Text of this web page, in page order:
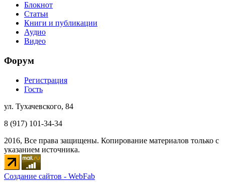
Блокнот
Статьи
Книги и публикации
Аудио
Видео
Форум
Регистрация
Гость
ул. Тухачевского, 84
8 (917) 101-34-34
2016, Все права защищены. Копирование материалов только с
указанием источника.
Создание сайтов - WebFab